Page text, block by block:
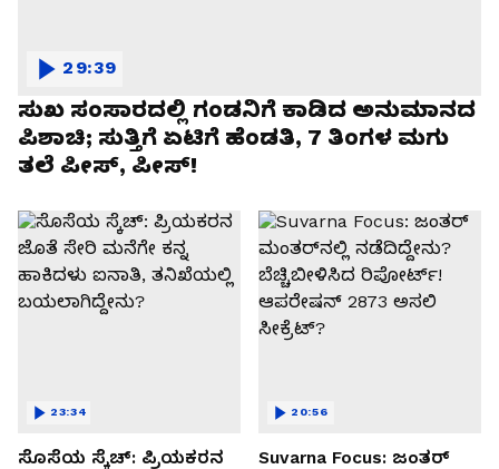
ಸುಖ ಸಂಸಾರದಲ್ಲಿ ಗಂಡನಿಗೆ ಕಾಡಿದ ಅನುಮಾನದ
ಪಿಶಾಚಿ; ಸುತ್ತಿಗೆ ಏಟಿಗೆ ಹೆಂಡತಿ, 7 ತಿಂಗಳ ಮಗು
ತಲೆ ಪೀಸ್, ಪೀಸ್!
29:39
ಸೊಸೆಯ ಸ್ಕೆಚ್: ಪ್ರಿಯಕರನ
23:34
Suvarna Focus: ಜಂತರ್
20:56